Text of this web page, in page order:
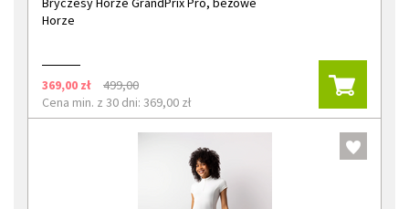
Horze
369,00 zł
499,00
Cena min. z 30 dni: 369,00 zł